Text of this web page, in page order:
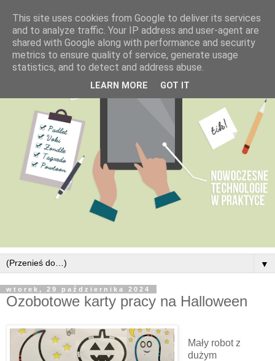
▼
wtorek, 29 października 2024
Ozobotowe karty pracy na Halloween
Mały robot z
dużym
This site uses cookies from Google to deliver its services
and to analyze traffic. Your IP address and user-agent are
shared with Google along with performance and security
metrics to ensure quality of service, generate usage
statistics, and to detect and address abuse.
LEARN MORE GOT IT